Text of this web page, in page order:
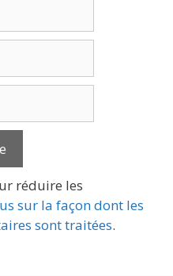
réduire les
sur la façon dont les
sont traitées.